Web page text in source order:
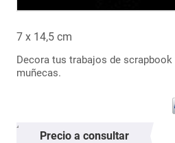
7 x 14,5 cm
Decora tus trabajos de
muñecas.
Precio a consultar